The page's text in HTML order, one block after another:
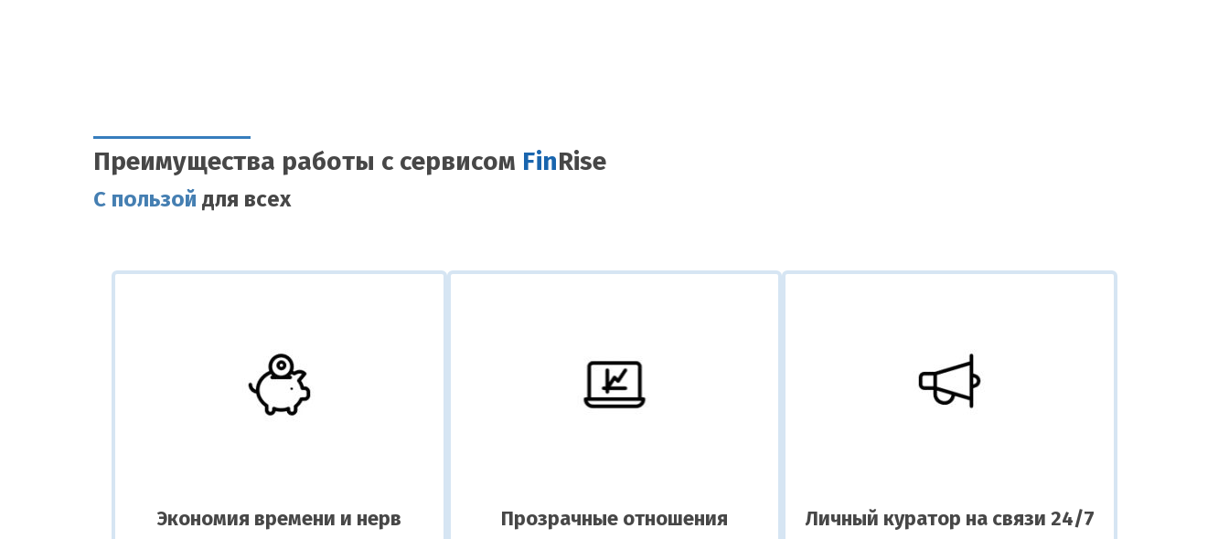
Преимущества работы с сервисом Fin Rise
С пользой для всех
Экономия времени и нерв Прозрачные отношения Личный куратор на связи 24/7